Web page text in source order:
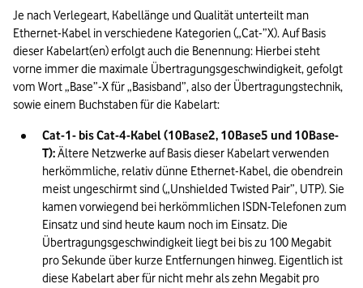
Je nach Verlegeart, Kabellänge und Qualität unterteilt man
Ethernet-Kabel in verschiedene Kategorien („Cat-”X). Auf Basis
dieser Kabelart(en) erfolgt auch die Benennung: Hierbei steht
vorne immer die maximale Übertragungsgeschwindigkeit, gefolgt
vom Wort „Base”-X für „Basisband”, also der Übertragungstechnik,
sowie einem Buchstaben für die Kabelart:
Cat-1- bis Cat-4-Kabel (10Base2, 10Base5 und 10Base-
T): Ältere Netzwerke auf Basis dieser Kabelart verwenden
herkömmliche, relativ dünne Ethernet-Kabel, die obendrein
meist ungeschirmt sind („Unshielded Twisted Pair”, UTP). Sie
kamen vorwiegend bei herkömmlichen ISDN-Telefonen zum
Einsatz und sind heute kaum noch im Einsatz. Die
Übertragungsgeschwindigkeit liegt bei bis zu 100 Megabit
pro Sekunde über kurze Entfernungen hinweg. Eigentlich ist
diese Kabelart aber für nicht mehr als zehn Megabit pro